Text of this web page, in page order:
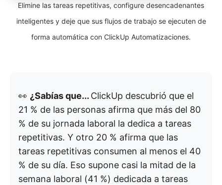
Elimine las tareas repetitivas, configure desencadenantes
inteligentes y deje que sus flujos de trabajo se ejecuten de
forma automática con ClickUp Automatizaciones.
👀 ¿Sabías que... ClickUp descubrió que el
21 % de las personas afirma que más del 80
% de su jornada laboral la dedica a tareas
repetitivas. Y otro 20 % afirma que las
tareas repetitivas consumen al menos el 40
% de su día. Eso supone casi la mitad de la
semana laboral (41 %) dedicada a tareas